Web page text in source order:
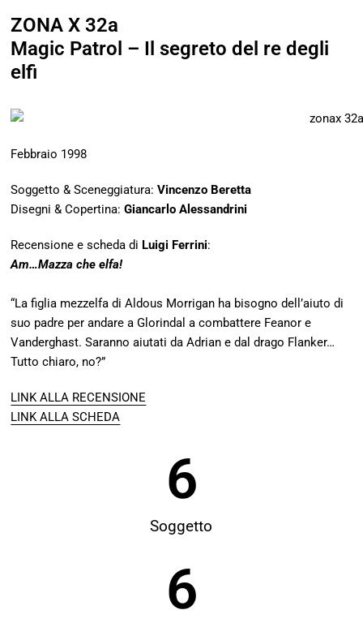
ZONA X 32a
Magic Patrol – Il segreto del re degli
elfi
Febbraio 1998
Soggetto & Sceneggiatura:Vincenzo Beretta
Disegni & Copertina:Giancarlo Alessandrini
Recensione e scheda di Luigi Ferrini:
Am…Mazza che elfa!
“La figlia mezzelfa di Aldous Morrigan ha bisogno dell’aiuto di
suo padre per andare a Glorindal a combattere Feanor e
Vanderghast. Saranno aiutati da Adrian e dal drago Flanker…
Tutto chiaro, no?”
LINK ALLA RECENSIONE
LINK ALLA SCHEDA
Soggetto
6
6